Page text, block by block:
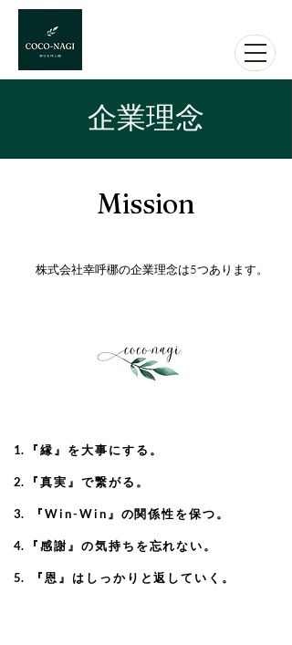
企業理念
​Mission
株式会社幸呼梛の企業理念は5つあります。
『縁』を大事にする。
『真実』で繋がる。
『Win-Win』の関係性を保つ。
『感謝』の気持ちを忘れない。
『恩』はしっかりと返していく。